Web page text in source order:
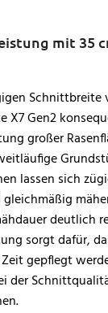
mit 35
Schnittbreite
X7 Gen2
großer
lassen sich
deutlich
sorgt dafür,
gepflegt
der